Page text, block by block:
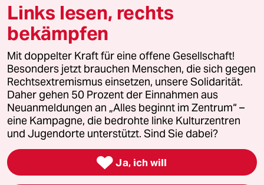
© 2026 taz Verlags und Vertriebs GmbH
Alle Rechte vorbehalten. Bei rechtlichen Fragen oder für Genehmigungen
wenden Sie sich bitte an
lizenzen@taz.de
Feedback Redaktionsstatut Kommune-Richtlinien
Leitlinie Informant Datenschutz Impressum AGB
Seitenwende Einwilligungen widerrufen (Ads)
Links lesen, rechts
bekämpfen
Mit doppelter Kraft für eine offene Gesellschaft!
Besonders jetzt brauchen Menschen, die sich gegen
Rechtsextremismus einsetzen, unsere Solidarität.
Daher gehen 50 Prozent der Einnahmen aus
Neuanmeldungen an „Alles beginnt im Zentrum“ –
eine Kampagne, die bedrohte linke Kulturzentren
und Jugendorte unterstützt. Sind Sie dabei?
 Ja, ich will